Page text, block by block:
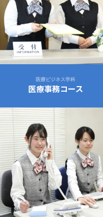
医療ビジネス学科
医療事務コース